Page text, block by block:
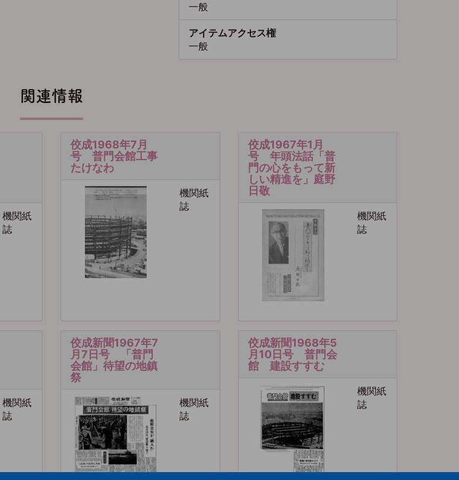
一般
アイテムアクセス権
一般
関連情報
機関紙
誌
佼成1968年7月
号 普門会館工事
たけなわ
機関紙
誌
佼成1967年1月
号 年頭法話「普
門の心をもって新
しい精進を」庭野
日敬
機関紙
誌
機関紙
誌
佼成新聞1967年7
月7日号 「普門
会館」待望の地鎮
祭
機関紙
誌
佼成新聞1968年5
月10日号 普門会
館 建設すすむ
機関紙
誌